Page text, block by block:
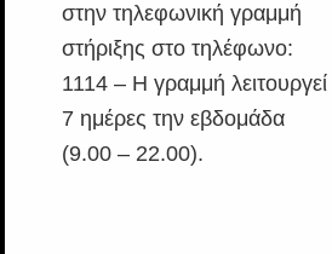
στην τηλεφωνική γραμμή
στήριξης στο τηλέφωνο:
1114 – Η γραμμή λειτουργεί
7 ημέρες την εβδομάδα
(9.00 – 22.00).